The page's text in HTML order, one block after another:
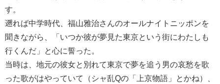
す。
遡れば中学時代、福山雅治さんのオールナイトニッポンを
聞きながら、「いつか彼が夢見た東京という街にわたしも
行くんだ」と心に誓った。
当時は、地元の彼女と別れて東京で夢を追う男の哀愁を歌
った歌がはやっていて（シャ乱Qの「上京物語」とかね）、